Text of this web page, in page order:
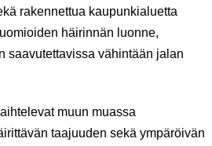
rakennettua kaupunkialuetta
häirinnän luonne,
saavutettavissa vähintään jalan
muun muassa
taajuuden sekä ympäröivän